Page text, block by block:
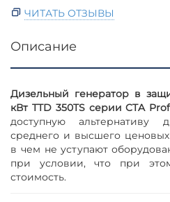
ЧИТАТЬ ОТЗЫВЫ
Описание
Дизельный генератор в
кВт TTD 350TS серии CTA Prof
доступную альтернативу
среднего и высшего
в чем не уступают
при условии, что при
стоимость.